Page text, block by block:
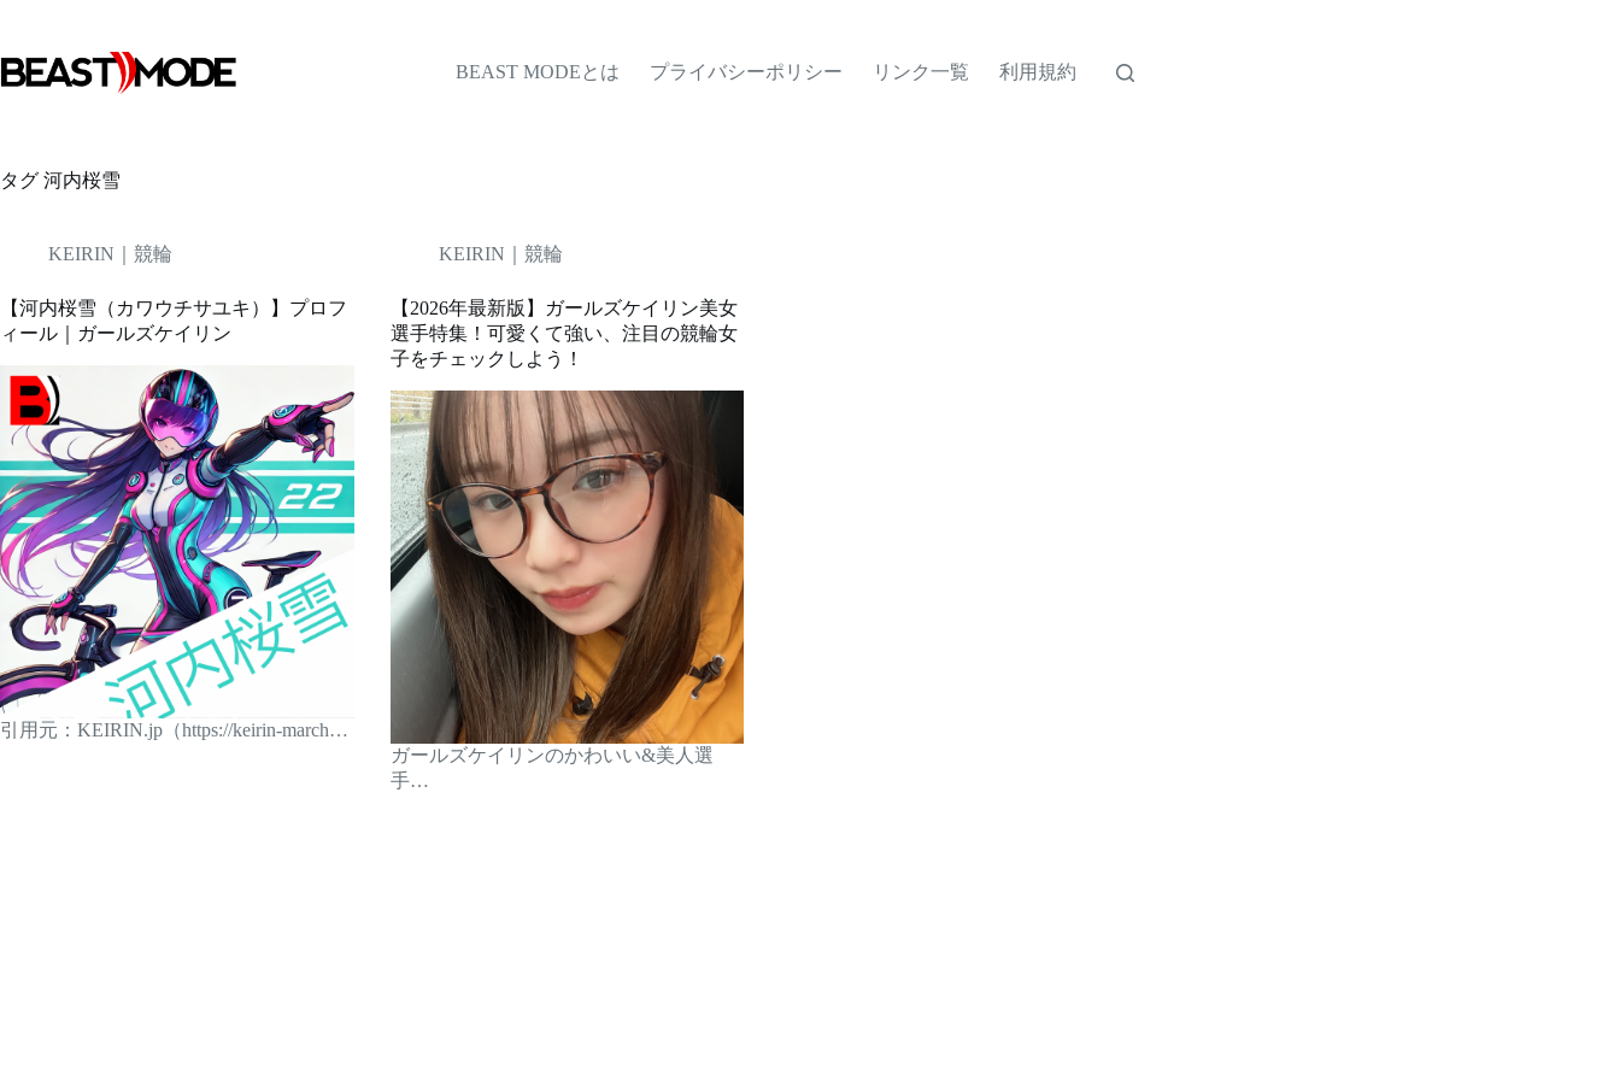
テ
ン
キ
BEAST MODEとは プライバシーポリシー リンク一覧 利用規約
タグ 河内桜雪
KEIRIN｜競輪
【河内桜雪（カワウチサユキ）】プロフ
ィール｜ガールズケイリン
引用元：KEIRIN.jp（https://keirin-march…
KEIRIN｜競輪
【2026年最新版】ガールズケイリン美女
選手特集！可愛くて強い、注目の競輪女
子をチェックしよう！
ガールズケイリンのかわいい&美人選
手…